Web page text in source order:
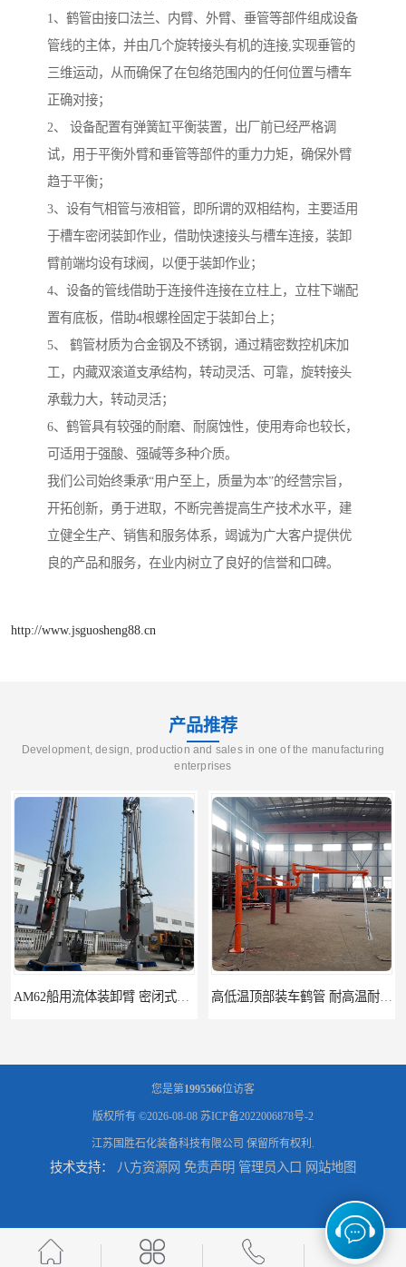
1、鹤管由接口法兰、内臂、外臂、垂管等部件组成设备
管线的主体，并由几个旋转接头有机的连接,实现垂管的
三维运动，从而确保了在包络范围内的任何位置与槽车
正确对接；
2、 设备配置有弹簧缸平衡装置，出厂前已经严格调
试，用于平衡外臂和垂管等部件的重力力矩，确保外臂
趋于平衡；
3、设有气相管与液相管，即所谓的双相结构，主要适用
于槽车密闭装卸作业，借助快速接头与槽车连接，装卸
臂前端均设有球阀，以便于装卸作业；
4、设备的管线借助于连接件连接在立柱上，立柱下端配
置有底板，借助4根螺栓固定于装卸台上；
5、 鹤管材质为合金钢及不锈钢，通过精密数控机床加
工，内藏双滚道支承结构，转动灵活、可靠，旋转接头
承载力大，转动灵活；
6、鹤管具有较强的耐磨、耐腐蚀性，使用寿命也较长，
可适用于强酸、强碱等多种介质。
我们公司始终秉承“用户至上，质量为本”的经营宗旨，
开拓创新，勇于进取，不断完善提高生产技术水平，建
立健全生产、销售和服务体系，竭诚为广大客户提供优
良的产品和服务，在业内树立了良好的信誉和口碑。
http://www.jsguosheng88.cn
产品推荐
Development, design, production and sales in one of the manufacturing
enterprises
AM62船用流体装卸臂 密闭式装卸臂 多种型号可供选择 高低温顶部装车鹤管 耐高温耐高压耐腐蚀
鹤管_鹤管销售_鹤管供应商 鹤管活动梯_鹤管活动梯销售_鹤管活动梯供应商
您是第1995566位访客
版权所有 ©2026-08-08 苏ICP备2022006878号-2
江苏国胜石化装备科技有限公司 保留所有权利.
技术支持： 八方资源网 免责声明 管理员入口 网站地图